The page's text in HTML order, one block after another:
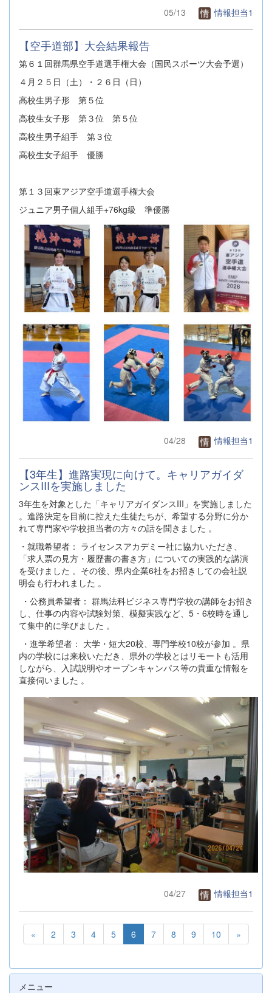
05/13 情報担当1
【空手道部】大会結果報告
第６１回群馬県空手道選手権大会（国民スポーツ大会予選）
４月２５日（土）・２６日（日）
高校生男子形 第５位
高校生女子形 第３位 第５位
高校生男子組手 第３位
高校生女子組手 優勝
第１３回東アジア空手道選手権大会
ジュニア男子個人組手+76kg級 準優勝
04/28 情報担当1
【3年生】進路実現に向けて。キャリアガイダ
ンスIIIを実施しました
3年生を対象とした「キャリアガイダンスIII」を実施しました
。進路決定を目前に控えた生徒たちが、希望する分野に分か
れて専門家や学校担当者の方々の話を聞きました 。
・就職希望者： ライセンスアカデミー社に協力いただき、
「求人票の見方・履歴書の書き方」についての実践的な講演
を受けました 。その後、県内企業6社をお招きしての会社説
明会も行われました 。
・公務員希望者： 群馬法科ビジネス専門学校の講師をお招き
し、仕事の内容や試験対策、模擬実践など、5・6校時を通し
て集中的に学びました 。
・進学希望者： 大学・短大20校、専門学校10校が参加 。県
内の学校には来校いただき、県外の学校とはリモートも活用
しながら、入試説明やオープンキャンパス等の貴重な情報を
直接伺いました 。
04/27 情報担当1
« 2 3 4 5 6 7 8 9 10 »
メニュー